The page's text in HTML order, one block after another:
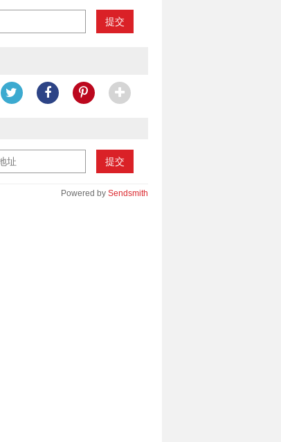
提交
提交
Powered by Sendsmith